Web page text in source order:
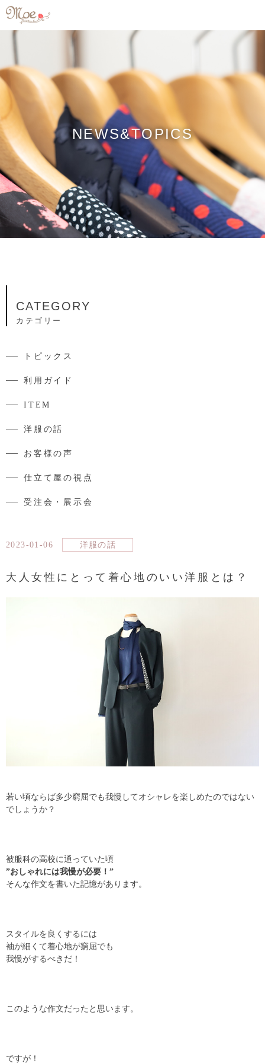
NEWS&TOPICS
CATEGORY
カテゴリー
トピックス
利用ガイド
ITEM
洋服の話
お客様の声
仕立て屋の視点
受注会・展示会
2023-01-06 洋服の話
大人女性にとって着心地のいい洋服とは？
若い頃ならば多少窮屈でも我慢してオシャレを楽しめたのではない
でしょうか？
被服科の高校に通っていた頃
”おしゃれには我慢が必要！”
そんな作文を書いた記憶があります。
スタイルを良くするには
袖が細くて着心地が窮屈でも
我慢がするべきだ！
このような作文だったと思います。
ですが！